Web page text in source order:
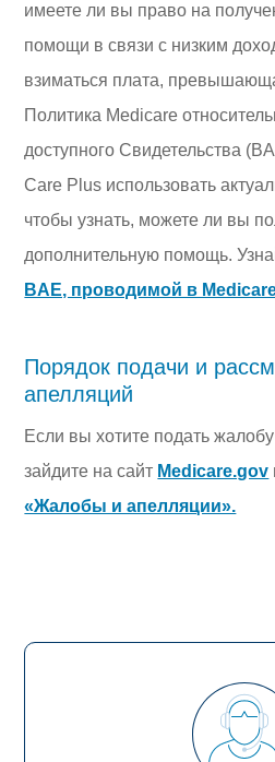
имеете ли вы право на
помощи в связи с низким
взиматься плата,
Политика Medicare
доступного Свидетельства
Care Plus использовать
чтобы узнать, можете ли вы
дополнительную помощь.
BAE, проводимой в
Порядок подачи и
апелляций
Если вы хотите подать
зайдите на сайт Medicare.gov
«Жалобы и апелляции».